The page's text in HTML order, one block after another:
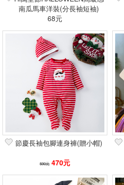
南瓜馬車洋裝(分長袖短袖)
68元
節慶長袖包腳連身褲(贈小帽)
590元 470元